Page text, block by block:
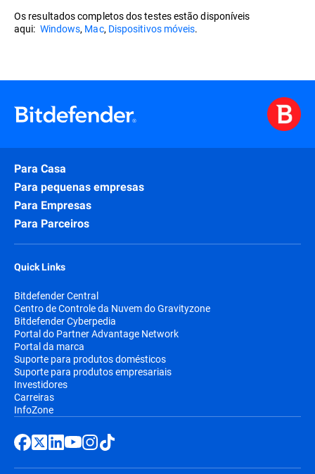
Os resultados completos dos testes estão disponíveis
aqui: Windows, Mac, Dispositivos móveis.
Para Casa
Para pequenas empresas
Para Empresas
Para Parceiros
Quick Links
Bitdefender Central
Centro de Controle da Nuvem do Gravityzone
Bitdefender Cyberpedia
Portal do Partner Advantage Network
Portal da marca
Suporte para produtos domésticos
Suporte para produtos empresariais
Investidores
Carreiras
InfoZone